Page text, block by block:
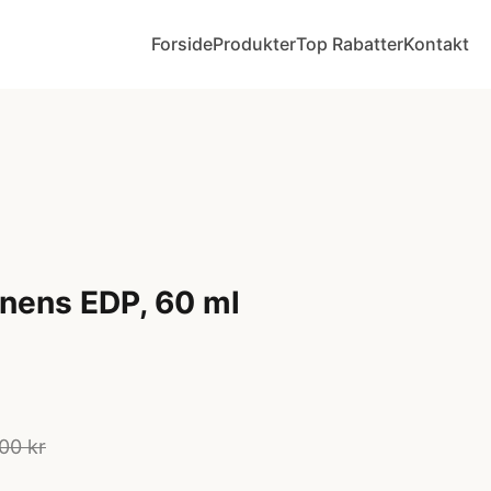
ForsideProdukterTop RabatterKontakt
EDP, 60 ml
kr